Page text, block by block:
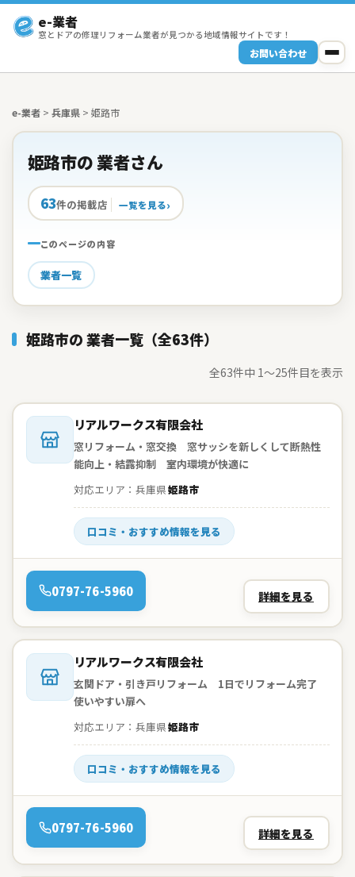
e-業者
窓とドアの修理リフォーム業者が見つかる地域情報サイトです！
お問い合わせ
e-業者 > 兵庫県 > 姫路市
姫路市の 業者さん
63件の掲載店 一覧を見る
このページの内容
業者一覧
姫路市の 業者一覧（全63件）
全63件中 1〜25件目を表示
会社名：
リアルワークス有限会社
窓リフォーム・窓交換 窓サッシを新しくして断熱性
能向上・結露抑制 室内環境が快適に
対応エリア：兵庫県姫路市
口コミ・おすすめ情報を見る
電話：
0797-76-5960 詳細を見る
会社名：
リアルワークス有限会社
玄関ドア・引き戸リフォーム 1日でリフォーム完了
使いやすい扉へ
対応エリア：兵庫県姫路市
口コミ・おすすめ情報を見る
電話：
0797-76-5960 詳細を見る